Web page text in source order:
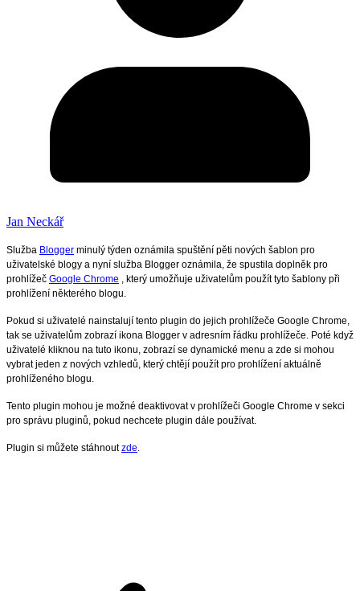
Jan Neckář
Služba Blogger minulý týden oznámila spuštění pěti nových šablon pro
uživatelské blogy a nyní služba Blogger oznámila, že spustila doplněk pro
prohlížeč Google Chrome , který umožňuje uživatelům použít tyto šablony při
prohlížení některého blogu.
Pokud si uživatelé nainstalují tento plugin do jejich prohlížeče Google Chrome,
tak se uživatelům zobrazí ikona Blogger v adresním řádku prohlížeče. Poté když
uživatelé kliknou na tuto ikonu, zobrazí se dynamické menu a zde si mohou
vybrat jeden z nových vzhledů, který chtějí použít pro prohlížení aktuálně
prohlíženého blogu.
Tento plugin mohou je možné deaktivovat v prohlížeči Google Chrome v sekci
pro správu pluginů, pokud nechcete plugin dále používat.
Plugin si můžete stáhnoutzde.